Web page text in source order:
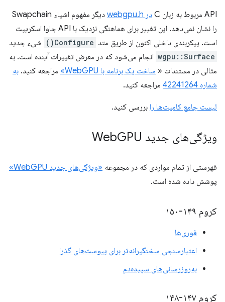
API مربوط به زبان C در webgpu.h
دیگر مفهوم اشیاء Swapchain
را نشان نمی‌دهد. این تغییر برای هماهنگی نزدیک با API جاوا اسکریپت
است. پیکربندی داخلی اکنون از طریق متد Configure() شیء جدید
wgpu::Surface انجام می‌شود که در معرض تغییرات آینده است. به
مثالی در مستندات « ساخت یک برنامه با WebGPU» مراجعه کنید. به
شماره 42241264
مراجعه کنید.
لیست جامع کامیت‌ها را بررسی کنید.
ویژگی‌های جدید Web GPU
فهرستی از تمام مواردی که در مجموعه «ویژگی‌های جدید WebGPU»
پوشش داده شده است.
کروم ۱۴۹-۱۵۰
فوری‌ها
اعتبارسنجی سختگیرانه‌تر برای پیوست‌های گذرا
به‌روزرسانی‌های سپیده‌دم
کروم ۱۴۷-۱۴۸